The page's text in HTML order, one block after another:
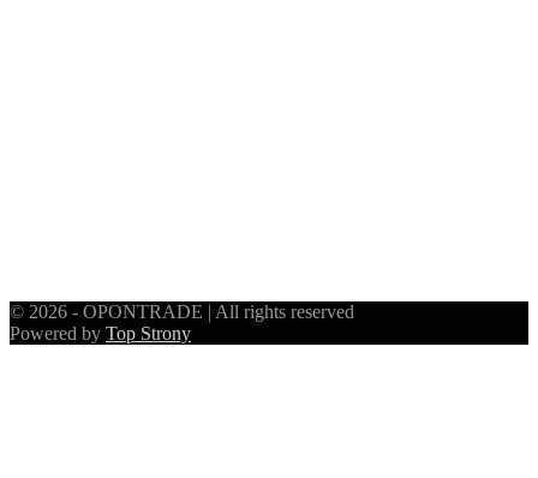
© 2026 - OPONTRADE | All rights reserved
Powered by Top Strony